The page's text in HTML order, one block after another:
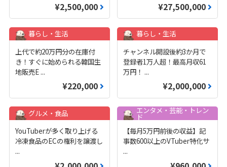
¥2,500,000 ¥27,500,000
暮らし・生活
上代で約20万円分の在庫付
き！すぐに始められる韓国生
地販売E ...
¥220,000
暮らし・生活
チャンネル開設後約3か月で
登録者1万人超！最高月収61
万円！ ...
¥2,000,000
グルメ・食品
YouTuberが多く取り上げる
冷凍食品のECの権利を譲渡し
...
エンタメ・芸能・トレン
ド
【毎月5万円前後の収益】記
事数600以上のVTuber特化サ
...